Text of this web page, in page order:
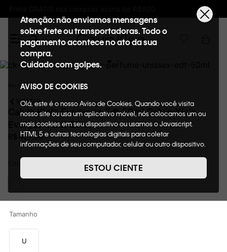
Ganhe 10% de GIFTBACK em todas as
Atenção: não enviamos mensagens
sobre frete ou transportadoras. Todo o
pagamento acontece no ato da sua
compra.
Cuidado com golpes.
AVISO DE COOKIES
Olá, este é o nosso Aviso de Cookies. Quando você visita
nosso site ou usa um aplicativo móvel, nós colocamos um ou
mais cookies em seu dispositivo ou usamos o Javascript,
HTML 5 e outras tecnologias digitais para coletar
informações de seu computador, celular ou outro dispositivo.
de cookies, informaremos quais cookies usaremos e quais
suas funções. A forma como processamos os dados
nosso Aviso de Privacidade. Quando você visita nosso site,
fornecer a você toda a funcionalidade do site, incluindo,
Cookies acesse o link.
ESTOU CIENTE
Perfumes
VOLTAR
Calvin Klein Everyone Edt 50ml Calvin Klein
Everyone Edt 50ml
429,00
CALVIN KLEIN EVERYONE EDT 50ML
Tamanho
U